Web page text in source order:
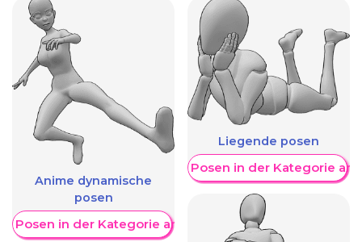
Anime dynamische
posen
Posen in der Kategorie anzeigen
Liegende posen
Weitere Posen in der Kategorie